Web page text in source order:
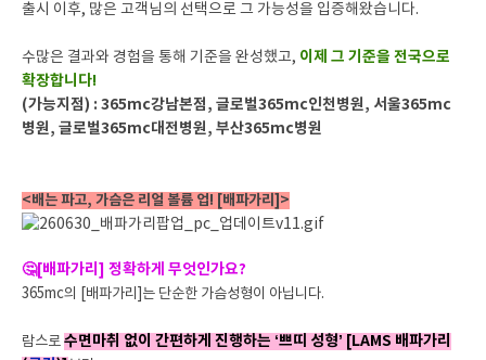
출시 이후, 많은 고객님의 선택으로 그 가능성을 입증해왔습니다.
수많은 결과와 경험을 통해 기준을 완성했고, 이제 그 기준을 전국으로
확장합니다!
(가능지점) : 365mc강남본점, 글로벌365mc인천병원, 서울365mc
병원, 글로벌365mc대전병원, 부산365mc병원
<배는 파고, 가슴은 리얼 볼륨 업! [배파가리]>
🤔[배파가리] 정확하게 무엇인가요?
365mc의 [배파가리]는 단순한 가슴성형이 아닙니다.
람스로수면마취 없이 간편하게 진행하는 ‘쁘띠 성형’ [LAMS 배파가리